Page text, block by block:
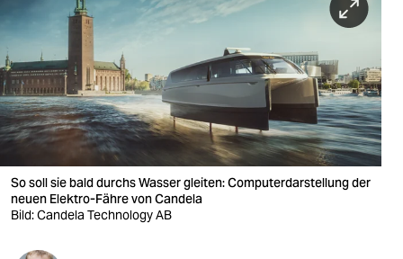
berlin
nord
wahrheit
verlag
verlag
veranstaltungen
shop
So soll sie bald durchs Wasser gleiten: Computer­darstellung der
neuen Elektro-Fähre von Candela
Bild: Candela Technology AB